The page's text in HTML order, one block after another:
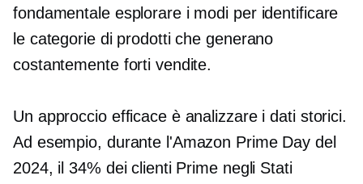
fondamentale esplorare i modi per identificare
le categorie di prodotti che generano
costantemente forti vendite.
Un approccio efficace è analizzare i dati storici.
Ad esempio, durante l'Amazon Prime Day del
2024, il 34% dei clienti Prime negli Stati